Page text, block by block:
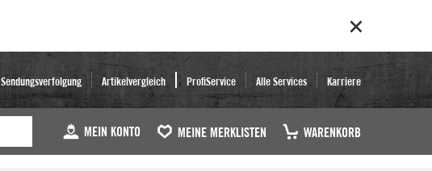
Sendungsverfolgung Artikelvergleich ProfiService Alle Services Karriere
MEIN KONTO MEINE MERKLISTEN WARENKORB